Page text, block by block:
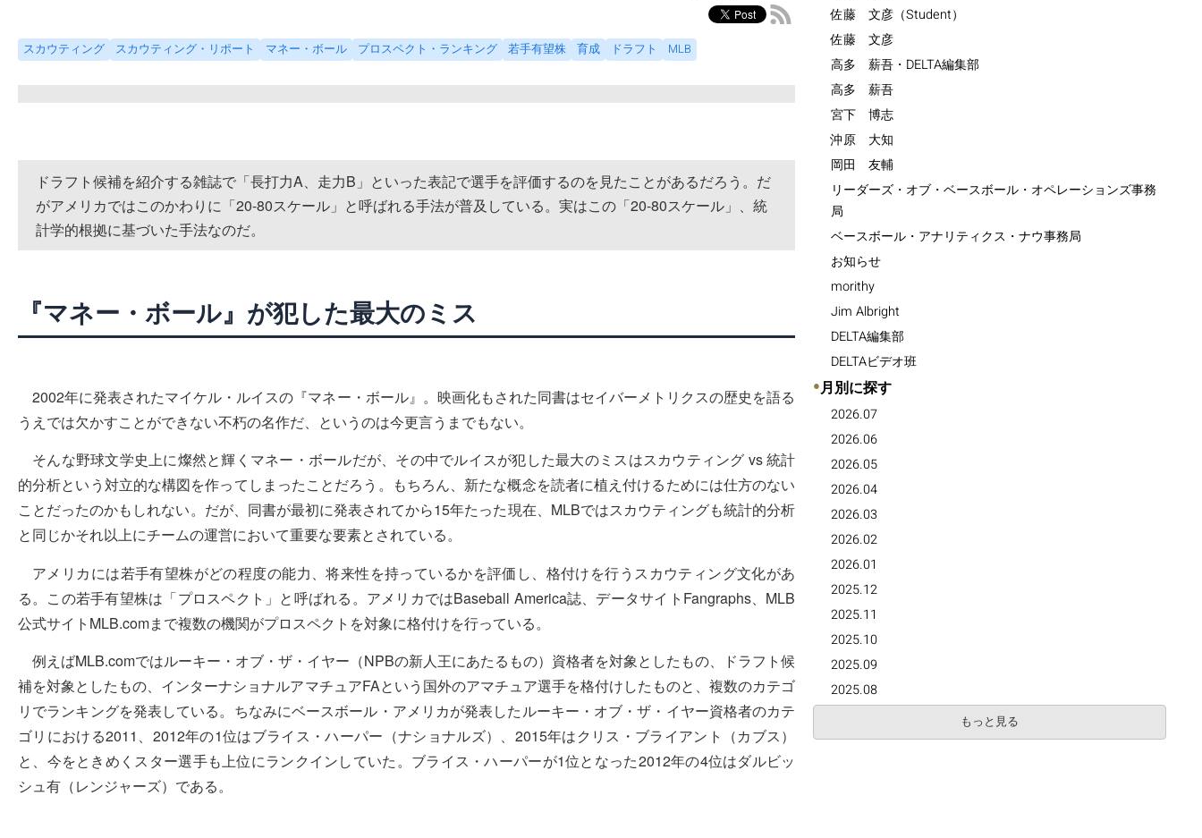
スカウティング スカウティング・リポート マネー・ボール プロスペクト・ランキング 若手有望株 育成 ドラフト MLB
ドラフト候補を紹介する雑誌で「長打力A、走力B」といった表記で選手を評価するのを見たことがあるだろう。だ
がアメリカではこのかわりに「20-80スケール」と呼ばれる手法が普及している。実はこの「20-80スケール」、統
計学的根拠に基づいた手法なのだ。
『マネー・ボール』が犯した最大のミス
2002年に発表されたマイケル・ルイスの『マネー・ボール』。映画化もされた同書はセイバーメトリクスの歴史を語る
うえでは欠かすことができない不朽の名作だ、というのは今更言うまでもない。
そんな野球文学史上に燦然と輝くマネー・ボールだが、その中でルイスが犯した最大のミスはスカウティング vs 統計
的分析という対立的な構図を作ってしまったことだろう。もちろん、新たな概念を読者に植え付けるためには仕方のない
ことだったのかもしれない。だが、同書が最初に発表されてから15年たった現在、MLBではスカウティングも統計的分析
と同じかそれ以上にチームの運営において重要な要素とされている。
アメリカには若手有望株がどの程度の能力、将来性を持っているかを評価し、格付けを行うスカウティング文化があ
る。この若手有望株は「プロスペクト」と呼ばれる。アメリカではBaseball America誌、データサイトFangraphs、MLB
公式サイトMLB.comまで複数の機関がプロスペクトを対象に格付けを行っている。
例えばMLB.comではルーキー・オブ・ザ・イヤー（NPBの新人王にあたるもの）資格者を対象としたもの、ドラフト候
補を対象としたもの、インターナショナルアマチュアFAという国外のアマチュア選手を格付けしたものと、複数のカテゴ
リでランキングを発表している。ちなみにベースボール・アメリカが発表したルーキー・オブ・ザ・イヤー資格者のカテ
ゴリにおける2011、2012年の1位はブライス・ハーパー（ナショナルズ）、2015年はクリス・ブライアント（カブス）
と、今をときめくスター選手も上位にランクインしていた。ブライス・ハーパーが1位となった2012年の4位はダルビッ
シュ有（レンジャーズ）である。
佐藤 文彦（Student）
佐藤 文彦
高多 薪吾・DELTA編集部
高多 薪吾
宮下 博志
沖原 大知
岡田 友輔
リーダーズ・オブ・ベースボール・オペレーションズ事務
局
ベースボール・アナリティクス・ナウ事務局
お知らせ
morithy
Jim Albright
DELTA編集部
DELTAビデオ班
●月別に探す
2026.07
2026.06
2026.05
2026.04
2026.03
2026.02
2026.01
2025.12
2025.11
2025.10
2025.09
2025.08
もっと見る